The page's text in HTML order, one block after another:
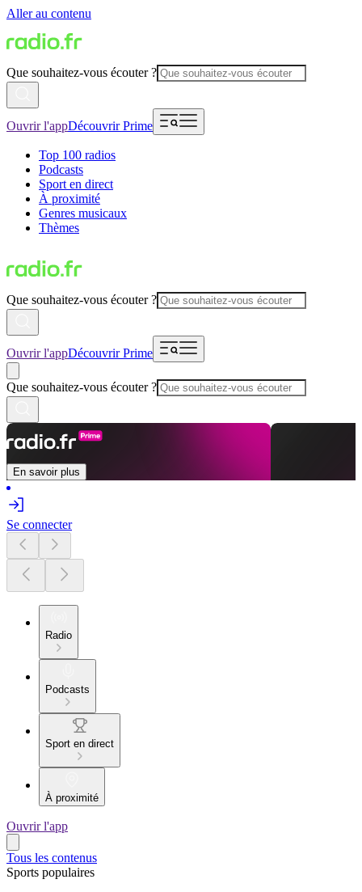
Aller au contenu
Que souhaitez-vous écouter ?
Ouvrir l'appDécouvrir Prime
Top 100 radios
Podcasts
Sport en direct
À proximité
Genres musicaux
Thèmes
Que souhaitez-vous écouter ?
Ouvrir l'appDécouvrir Prime
Que souhaitez-vous écouter ?
En savoir plus
Se connecter
Radio
Podcasts
Sport en direct
À proximité
Ouvrir l'app
Tous les contenus
Sports populaires